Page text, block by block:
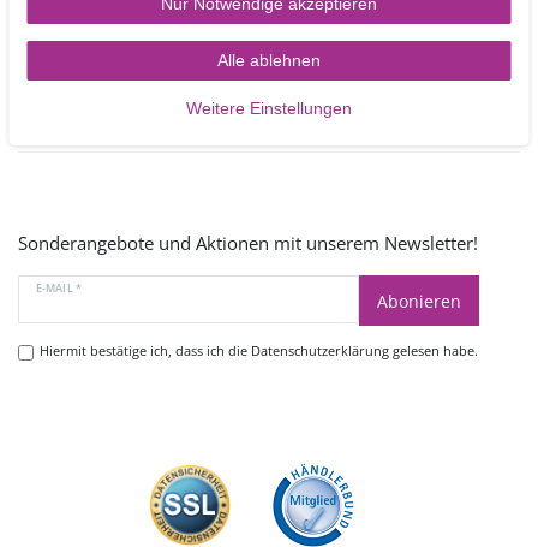
oder schreiben Sie uns:
Kontakt
Sonderangebote und Aktionen mit unserem Newsletter!
E-MAIL *
Abonieren
Hiermit bestätige ich, dass ich die Datenschutzerklärunggelesen habe.
Alle ablehnen
Weitere Einstellungen